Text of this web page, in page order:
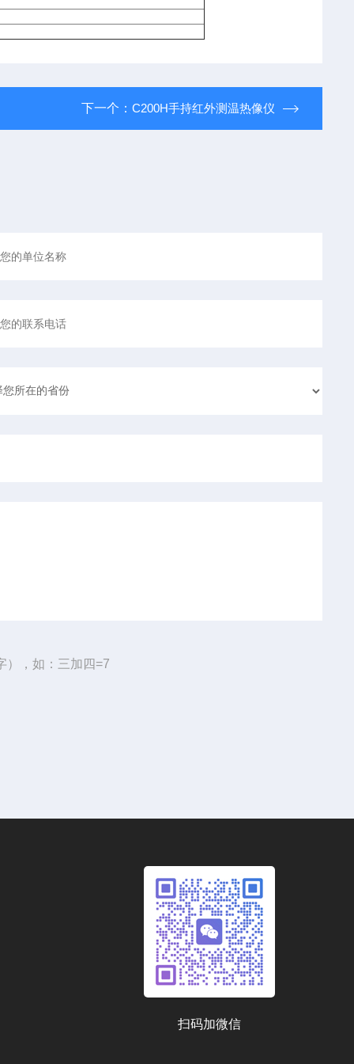
下一个： C200H手持红外测温热像仪
），如：三加四=7
扫码加微信